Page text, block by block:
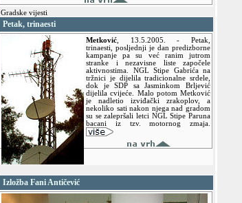
Gradske vijesti
Petak, trinaesti
Metković 13.5.2005.- Petak,
trinaesti, posljednji je dan predizborne
kampanje pa su već ranim jutrom
stranke i nezavisne liste započele
aktivnostima. NGL Stipe Gabrića na
tržnici je dijelila tradicionalne srdele,
dok je SDP sa Jasminkom Brljević
dijelila cvijeće. Malo potom Metković
je nadletio izviđački zrakoplov, a
nekoliko sati nakon njega nad gradom
su se zalepršali letci NGL Stipe Paruna
bacani iz tzv. motornog zmaja.
Izložba Fani Antičević